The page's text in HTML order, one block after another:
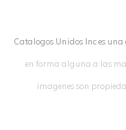
Catalogos Unidos Inc es
en forma alguna a las
imagenes son